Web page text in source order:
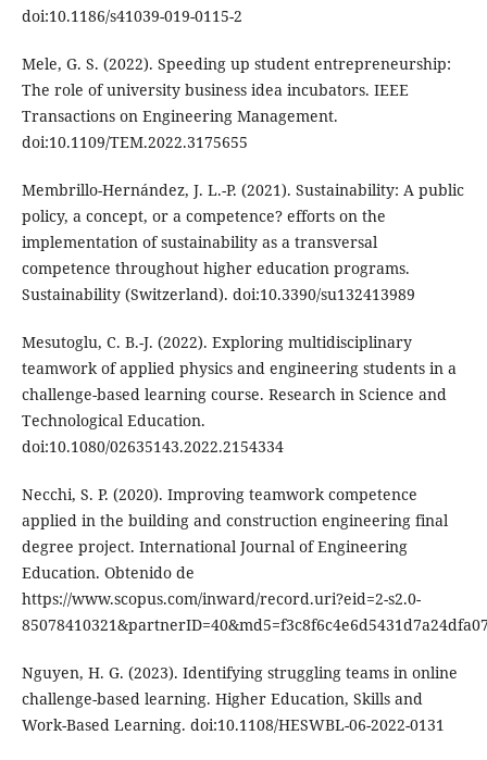
doi:10.1186/s41039-019-0115-2
Mele, G. S. (2022). Speeding up student entrepreneurship:
The role of university business idea incubators. IEEE
Transactions on Engineering Management.
doi:10.1109/TEM.2022.3175655
Membrillo-Hernández, J. L.-P. (2021). Sustainability: A public
policy, a concept, or a competence? efforts on the
implementation of sustainability as a transversal
competence throughout higher education programs.
Sustainability (Switzerland). doi:10.3390/su132413989
Mesutoglu, C. B.-J. (2022). Exploring multidisciplinary
teamwork of applied physics and engineering students in a
challenge-based learning course. Research in Science and
Technological Education.
doi:10.1080/02635143.2022.2154334
Necchi, S. P. (2020). Improving teamwork competence
applied in the building and construction engineering final
degree project. International Journal of Engineering
Education. Obtenido de
https://www.scopus.com/inward/record.uri?eid=2-s2.0-
Nguyen, H. G. (2023). Identifying struggling teams in online
challenge-based learning. Higher Education, Skills and
Work-Based Learning. doi:10.1108/HESWBL-06-2022-0131